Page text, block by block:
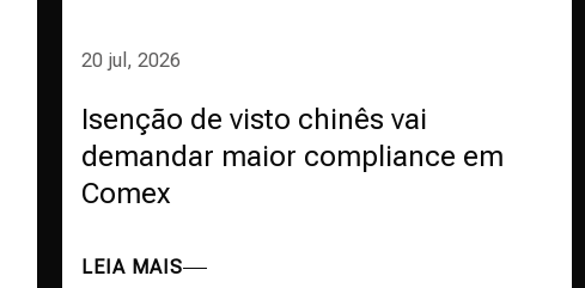
20 jul, 2026
Isenção de visto chinês vai
demandar maior compliance em
Comex
LEIA MAIS